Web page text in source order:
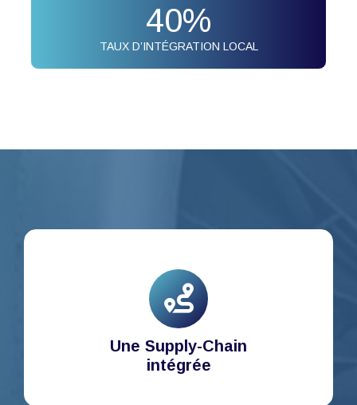
40%
TAUX D’INTÉGRATION LOCAL
Une Supply-Chain
intégrée